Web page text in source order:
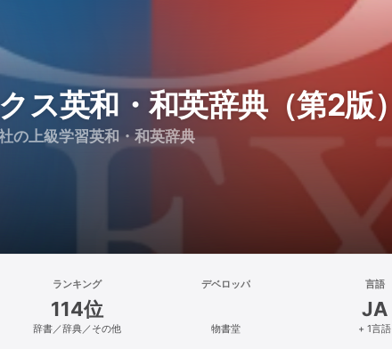
ス英和・和英辞典（第2版）
の上級学習英和・和英辞典
ランキング
114位
辞書／辞典／その他
デベロッパ
物書堂
言語
JA
+ 1言語